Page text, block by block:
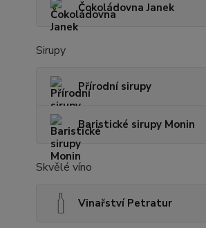
Čokoládovna Janek
Sirupy
Přírodní sirupy
Baristické sirupy Monin
Skvělé víno
Vinařství Petratur